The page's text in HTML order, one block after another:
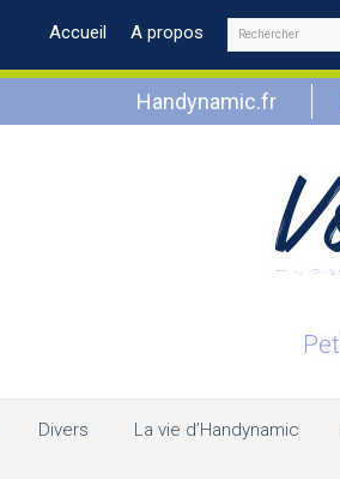
Accueil A propos Rechercher
Handynamic.fr
Divers La vie d’Handynamic